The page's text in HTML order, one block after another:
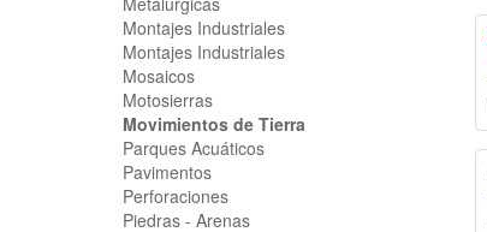
Montajes Industriales
Montajes Industriales
Mosaicos
Motosierras
Movimientos de Tierra
Parques Acuáticos
Pavimentos
Perforaciones
Piedras - Arenas